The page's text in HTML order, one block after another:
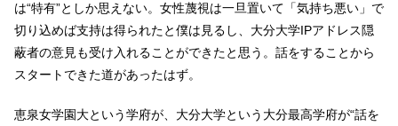
は“特有”としか思えない。女性蔑視は一旦置いて「気持ち悪い」で
切り込めば支持は得られたと僕は見るし、大分大学IPアドレス隠
蔽者の意見も受け入れることができたと思う。話をすることから
スタートできた道があったはず。
恵泉女学園大という学府が、大分大学という大分最高学府が“話を